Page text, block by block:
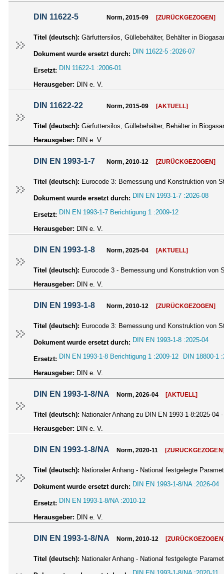
DIN 11622-5 Norm, 2015-09 [ZURÜCKGEZOGEN]
Titel (deutsch): Gärfuttersilos, Güllebehälter, Behälter in
Dokument wurde ersetzt durch: DIN 11622-5 :2026-07
Ersetzt: DIN 11622-1 :2006-01
Herausgeber: DIN e. V.
DIN 11622-22 Norm, 2015-09 [AKTUELL]
Titel (deutsch): Gärfuttersilos, Güllebehälter, Behälter in
Herausgeber: DIN e. V.
DIN EN 1993-1-7 Norm, 2010-12 [ZURÜCKGEZOGEN]
Titel (deutsch): Eurocode 3: Bemessung und Konstruktion von
Dokument wurde ersetzt durch: DIN EN 1993-1-7 :2026-08
Ersetzt: DIN EN 1993-1-7 Berichtigung 1 :2009-12
Herausgeber: DIN e. V.
DIN EN 1993-1-8 Norm, 2025-04 [AKTUELL]
Titel (deutsch): Eurocode 3 - Bemessung und Konstruktion von
Herausgeber: DIN e. V.
DIN EN 1993-1-8 Norm, 2010-12 [ZURÜCKGEZOGEN]
Titel (deutsch): Eurocode 3: Bemessung und Konstruktion von
Dokument wurde ersetzt durch: DIN EN 1993-1-8 :2025-04
Ersetzt: DIN EN 1993-1-8 Berichtigung 1 :2009-12 DIN 18800-1
Herausgeber: DIN e. V.
DIN EN 1993-1-8/NA Norm, 2026-04 [AKTUELL]
Titel (deutsch): Nationaler Anhang zu DIN EN 1993-1-8:2025-
Herausgeber: DIN e. V.
DIN EN 1993-1-8/NA Norm, 2020-11
Titel (deutsch): Nationaler Anhang - National festgelegte
Dokument wurde ersetzt durch: DIN EN 1993-1-8/NA :2026-04
Ersetzt: DIN EN 1993-1-8/NA :2010-12
Herausgeber: DIN e. V.
DIN EN 1993-1-8/NA Norm, 2010-12
Titel (deutsch): Nationaler Anhang - National festgelegte